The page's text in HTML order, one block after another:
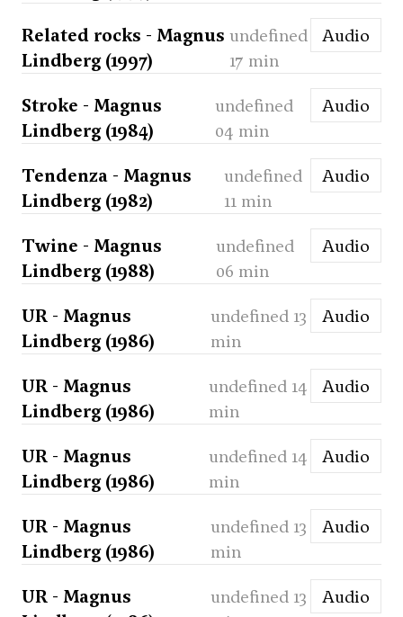
Related rocks - Magnus
Lindberg (1997)
undefined
17 min
Audio
Stroke - Magnus
Lindberg (1984)
undefined
04 min
Audio
Tendenza - Magnus
Lindberg (1982)
undefined
11 min
Audio
Twine - Magnus
Lindberg (1988)
undefined
06 min
Audio
UR - Magnus
Lindberg (1986)
undefined 13
min
Audio
UR - Magnus
Lindberg (1986)
undefined 14
min
Audio
UR - Magnus
Lindberg (1986)
undefined 14
min
Audio
UR - Magnus
Lindberg (1986)
undefined 13
min
Audio
UR - Magnus
undefined 13
Audio